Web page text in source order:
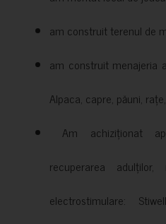
am construit terenul de
am construit menajeria
Alpaca, capre, păuni,
Am achiziționat
recuperarea
electrostimulare: